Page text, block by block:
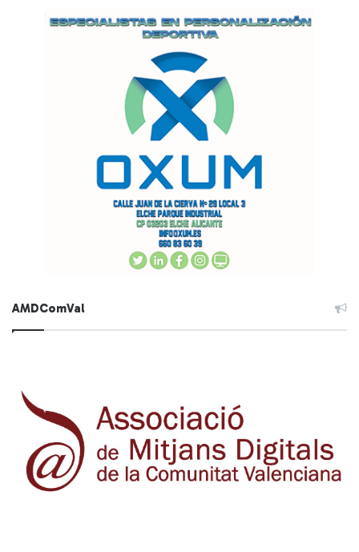
AMDComVal